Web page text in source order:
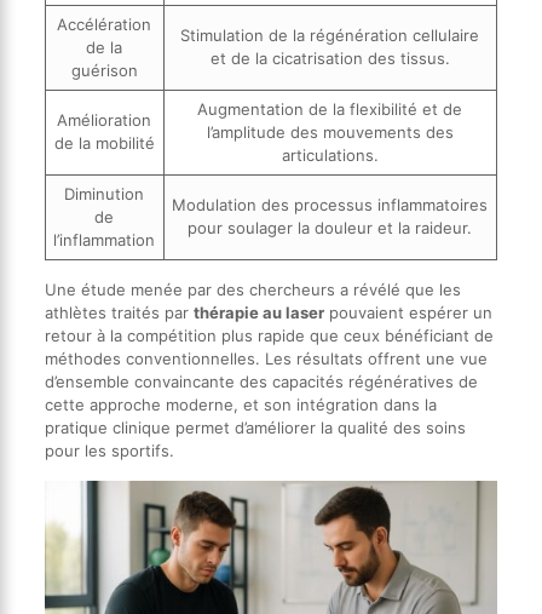
Accélération
de la
guérison
Stimulation de la régénération cellulaire
et de la cicatrisation des tissus.
Amélioration
de la mobilité
Augmentation de la flexibilité et de
l’amplitude des mouvements des
articulations.
Diminution
de
l’inflammation
Modulation des processus inflammatoires
pour soulager la douleur et la raideur.
Une étude menée par des chercheurs a révélé que les
athlètes traités par thérapie au laserpouvaient espérer un
retour à la compétition plus rapide que ceux bénéficiant de
méthodes conventionnelles. Les résultats offrent une vue
d’ensemble convaincante des capacités régénératives de
cette approche moderne, et son intégration dans la
pratique clinique permet d’améliorer la qualité des soins
pour les sportifs.